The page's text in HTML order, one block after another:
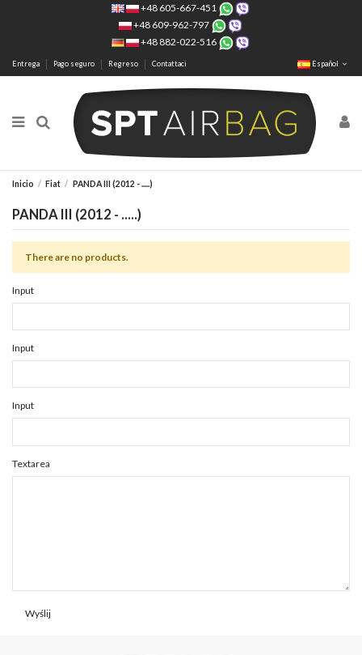
+48 605-667-451
+48 609-962-797
+48 882-022-516
Entrega Pago seguro Regreso Contattaci Español
Inicio Fiat PANDA III (2012 - .....)
PANDA III (2012 - .....)
There are no products.
Input
Input
Input
Textarea
Wyślij